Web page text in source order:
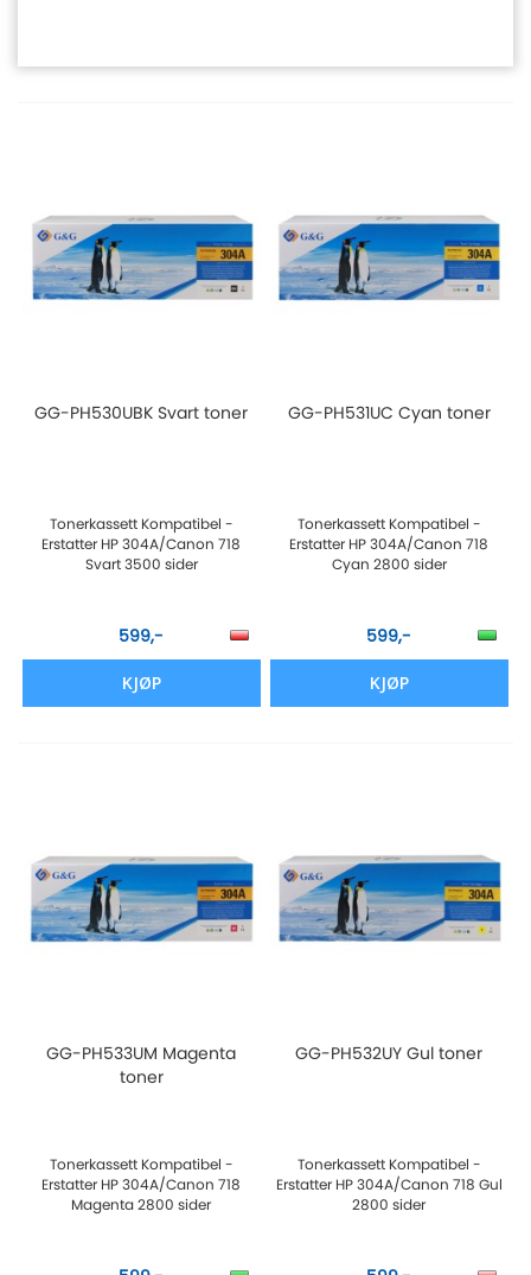
GG-PH530UBK Svart toner
Tonerkassett Kompatibel -
Erstatter HP 304A/Canon 718
Svart 3500 sider
599,-
KJØP
GG-PH531UC Cyan toner
Tonerkassett Kompatibel -
Erstatter HP 304A/Canon 718
Cyan 2800 sider
599,-
KJØP
GG-PH533UM Magenta
toner
Tonerkassett Kompatibel -
Erstatter HP 304A/Canon 718
Magenta 2800 sider
GG-PH532UY Gul toner
Tonerkassett Kompatibel -
Erstatter HP 304A/Canon 718 Gul
2800 sider